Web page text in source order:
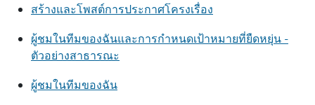
สร้างและโพสต์การประกาศโครงเรื่อง
ผู้ชมในทีมของฉันและการกําหนดเป้าหมายที่ยืดหยุ่น -
ตัวอย่างสาธารณะ
ผู้ชมในทีมของฉัน